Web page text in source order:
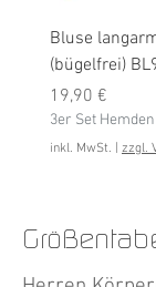
Bluse
(bügelfrei)
Preis
19,90 €
3er Set Hemden
inkl. MwSt. zzgl.